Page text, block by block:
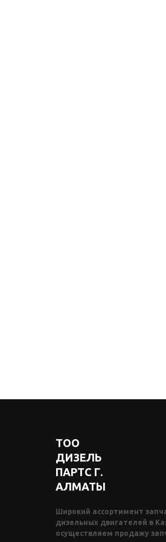
ТОО
ДИЗЕЛЬ
ПАРТС Г.
АЛМАТЫ
Широкий ассортимент
дизельных двигателей в
осуществляем продажу